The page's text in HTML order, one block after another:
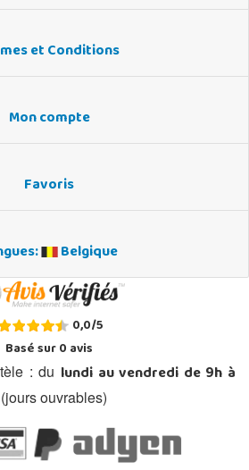
et Conditions
Mon compte
Favoris
Belgique
0,0/5
Basé sur0avis
: du lundi au vendredi de 9h à
(jours ouvrables)